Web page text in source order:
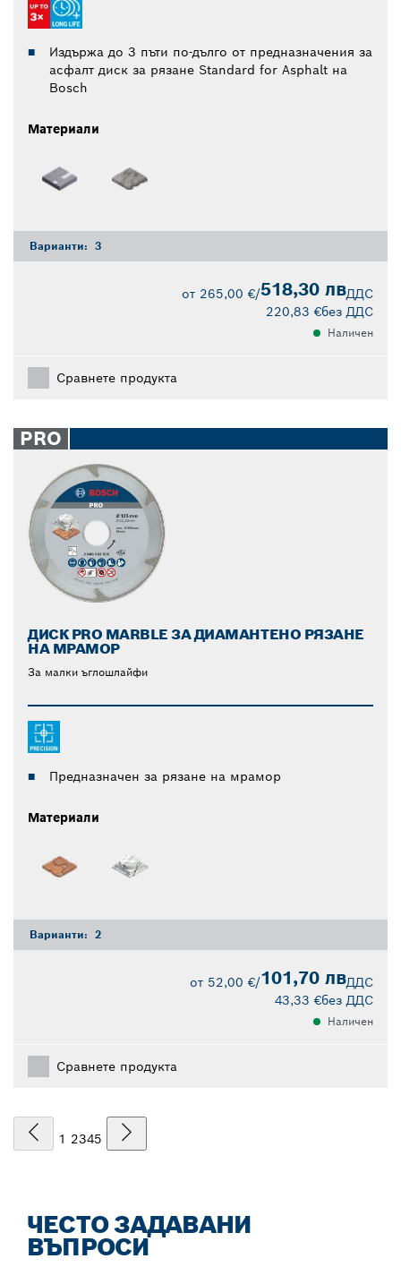
Издържа до 3 пъти по-дълго от предназначения за
асфалт диск за рязане Standard for Asphalt на
Bosch
Материали
Варианти: 3
от 265,00 €/518,30 лвДДС
220,83 €без ДДС
Наличен
Сравнете продукта
PRO
ДИСК PRO MARBLE ЗА ДИАМАНТЕНО РЯЗАНЕ
НА МРАМОР
За малки ъглошлайфи
Предназначен за рязане на мрамор
Материали
Варианти: 2
от 52,00 €/101,70 лвДДС
43,33 €без ДДС
Наличен
Сравнете продукта
1 2345
ЧЕСТО ЗАДАВАНИ
ВЪПРОСИ